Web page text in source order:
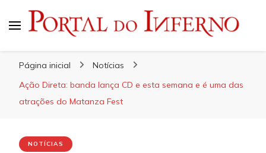
Página inicial
Notícias
Ação Direta: banda lança CD e esta semana e é uma das
atrações do Matanza Fest
NOTÍCIAS